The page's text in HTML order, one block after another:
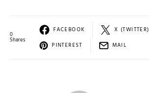
0
Shares
FACEBOOK
X (TWITTER)
PINTEREST
MAIL